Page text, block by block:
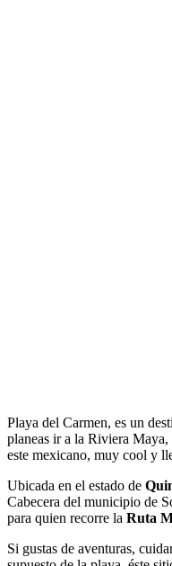
Playa del Carmen, es un
planeas ir a la Riviera
este mexicano, muy cool y
Ubicada en el estado de
Cabecera del municipio de
para quien recorre la Ruta
Si gustas de aventuras,